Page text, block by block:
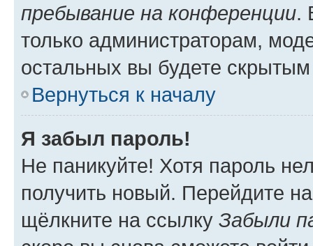
пребывание на конференции.
только администраторам,
остальных вы будете
Вернуться к началу
Я забыл пароль!
Не паникуйте! Хотя пароль
получить новый. Перейдите
щёлкните на ссылку Забыли